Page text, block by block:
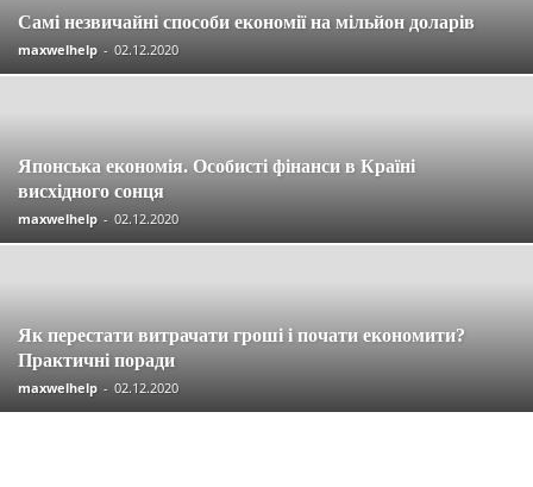
Самі незвичайні способи економії на мільйон доларів
maxwelhelp - 02.12.2020
Японська економія. Особисті фінанси в Країні
висхідного сонця
maxwelhelp - 02.12.2020
Як перестати витрачати гроші і почати економити?
Практичні поради
maxwelhelp - 02.12.2020